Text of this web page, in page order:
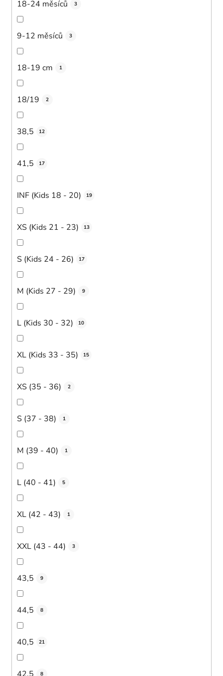
18-24 měsíců 3
9-12 měsíců 3
18-19 cm 1
18/19 2
38,5 12
41,5 17
INF (Kids 18 - 20) 19
XS (Kids 21 - 23) 13
S (Kids 24 - 26) 17
M (Kids 27 - 29) 9
L (Kids 30 - 32) 10
XL (Kids 33 - 35) 15
XS (35 - 36) 2
S (37 - 38) 1
M (39 - 40) 1
L (40 - 41) 5
XL (42 - 43) 1
XXL (43 - 44) 3
43,5 9
44,5 8
40,5 21
8